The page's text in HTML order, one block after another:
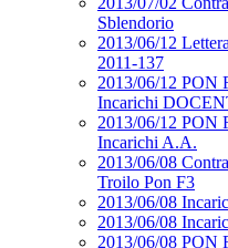
Sblendorio
2013/06/12
2011-137
2013/06/12 PON
Incarichi
2013/06/12 PON
Incarichi A.A.
2013/06/08
Troilo Pon F3
2013/06/08
2013/06/08
2013/06/08 PON